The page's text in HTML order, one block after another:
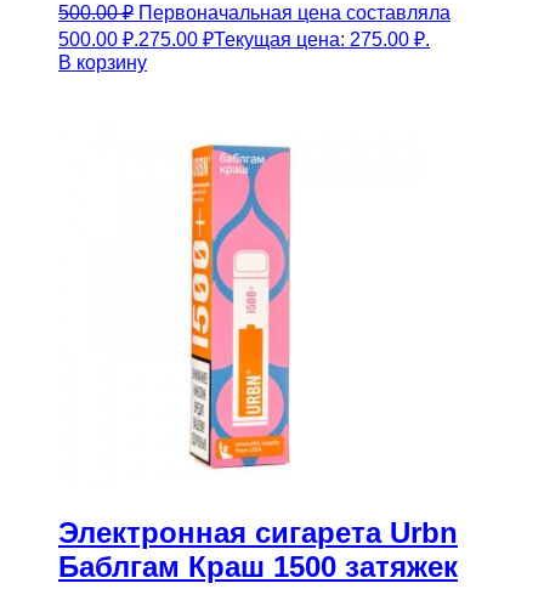
500.00₽ Первоначальная цена составляла
500.00 ₽.275.00 ₽Текущая цена: 275.00 ₽.
В корзину
Электронная сигарета Urbn
Баблгам Краш 1500 затяжек